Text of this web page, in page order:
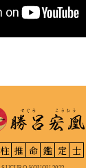
柱 推 命 鑑 定 士